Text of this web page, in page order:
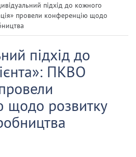
підхід до кожного
провели конференцію щодо
підхід до
ПКВО
щодо розвитку